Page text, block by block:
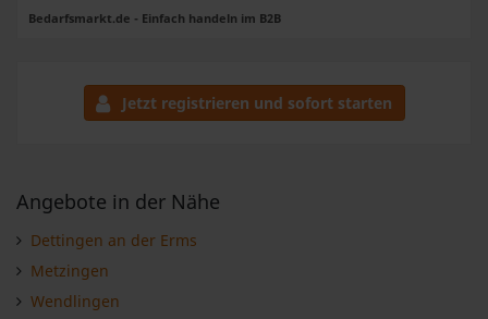
Bedarfsmarkt.de - Einfach handeln im B2B
Jetzt registrieren und sofort starten
Angebote in der Nähe
Dettingen an der Erms
Metzingen
Wendlingen